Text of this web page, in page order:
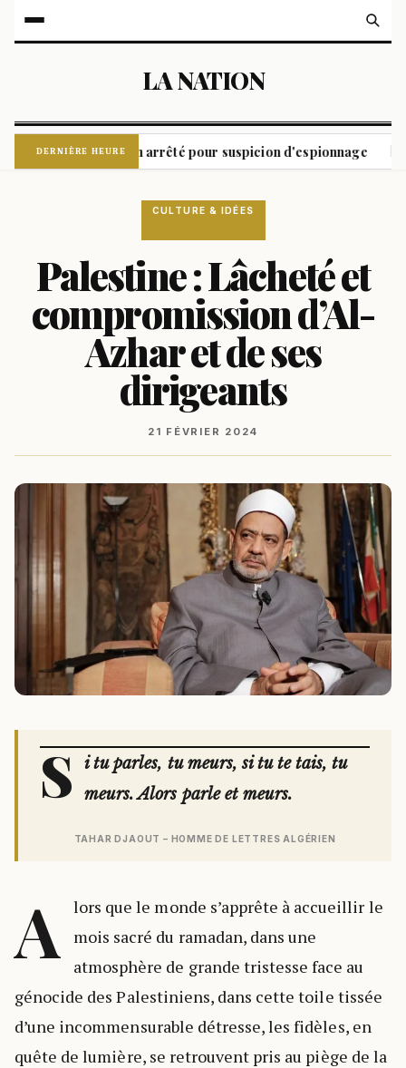
LA NATION
DERNIÈRE HEURE
un Ukrainien arrêté pour suspicion d'espionnage |
CULTURE & IDÉES
Palestine : Lâcheté et
compromission d’Al-
Azhar et de ses
dirigeants
21 FÉVRIER 2024
S
i tu parles, tu meurs, si tu te tais, tu
meurs. Alors parle et meurs.
TAHAR DJAOUT – HOMME DE LETTRES ALGÉRIEN
A
lors que le monde s’apprête à accueillir le
mois sacré du ramadan, dans une
atmosphère de grande tristesse face au
génocide des Palestiniens, dans cette toile tissée
d’une incommensurable détresse, les fidèles, en
quête de lumière, se retrouvent pris au piège de la